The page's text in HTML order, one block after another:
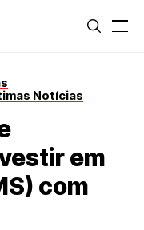
Notícias
em
com